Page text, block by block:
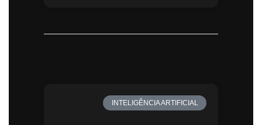
INTELIGÊNCIA ARTIFICIAL